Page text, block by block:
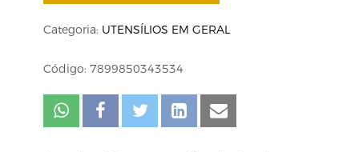
Categoria: UTENSÍLIOS EM GERAL
Código: 7899850343534